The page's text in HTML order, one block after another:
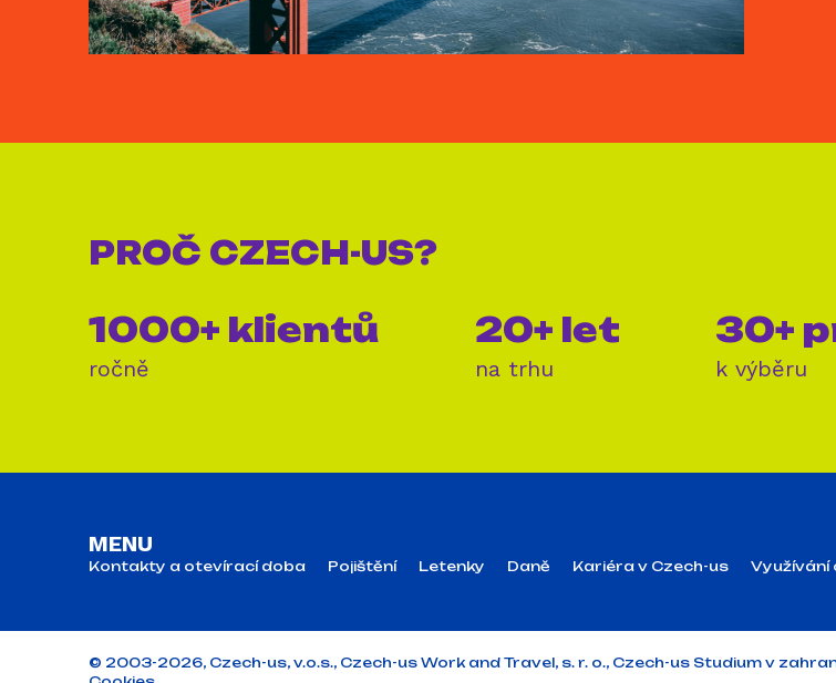
PROČ CZECH-US?
1000+ klientů
ročně
20+ let
na trhu
30+
k výběru
MENU
Kontakty a otevírací doba Pojištění Letenky Daně Kariéra v Czech-us Využívání
© 2003-2026, Czech-us, v.o.s., Czech-us Work and Travel, s. r. o., Czech-us Studium v